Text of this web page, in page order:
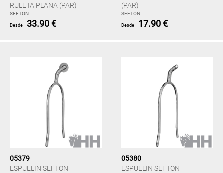
RULETA PLANA (PAR)
SEFTON
Desde 33.90 €
(PAR)
SEFTON
Desde 17.90 €
05379
ESPUELIN SEFTON
05380
ESPUELIN SEFTON